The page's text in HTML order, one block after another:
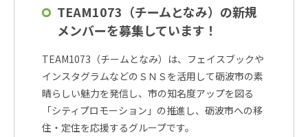
TEAM1073（チームとなみ）の新規
メンバーを募集しています！
TEAM1073（チームとなみ）は、フェイスブックや
インスタグラムなどのＳＮＳを活用して砺波市の素
晴らしい魅力を発信し、市の知名度アップを図る
「シティプロモーション」の推進し、砺波市への移
住・定住を応援するグループです。